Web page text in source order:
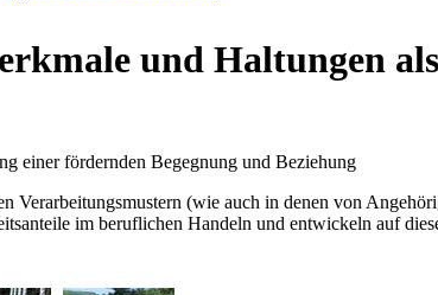
und Haltungen
einer fördernden Begegnung und Beziehung
Verarbeitungsmustern (wie auch in denen von
im beruflichen Handeln und entwickeln auf